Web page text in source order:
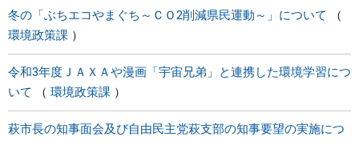
冬の「ぶちエコやまぐち～ＣＯ2削減県民運動～」について
環境政策課
令和3年度ＪＡＸＡや漫画「宇宙兄弟」と連携した環境学習につ
いて
環境政策課
萩市長の知事面会及び自由民主党萩支部の知事要望の実施につ